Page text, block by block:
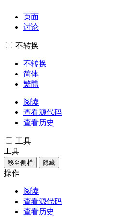
页面
讨论
不转换
不转换
简体
繁體
阅读
查看源代码
查看历史
工具
工具
移至侧栏 隐藏
操作
阅读
查看源代码
查看历史